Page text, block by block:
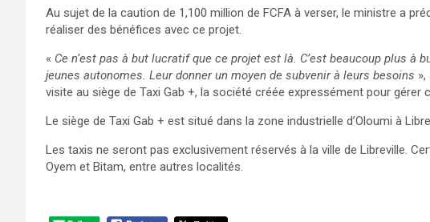
Au sujet de la caution de 1,100 million de FCFA à verser, le ministre a
réaliser des bénéfices avec ce projet.
« Ce n’est pas à but lucratif que ce projet est là. C’est beaucoup plus à
jeunes autonomes. Leur donner un moyen de subvenir à leurs besoins
visite au siège de Taxi Gab +, la société créée expressément pour gérer
Le siège de Taxi Gab + est situé dans la zone industrielle d’Oloumi à
Les taxis ne seront pas exclusivement réservés à la ville de Libreville.
Oyem et Bitam, entre autres localités.